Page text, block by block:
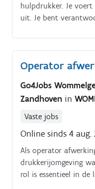
hulpdrukker. Je
uit. Je bent
technische dienst
Operator
Go4Jobs
Zandhoven in
Vaste jobs
Online sinds 4 aug.
Als operator
drukkerijomgeving
rol is essentieel in de